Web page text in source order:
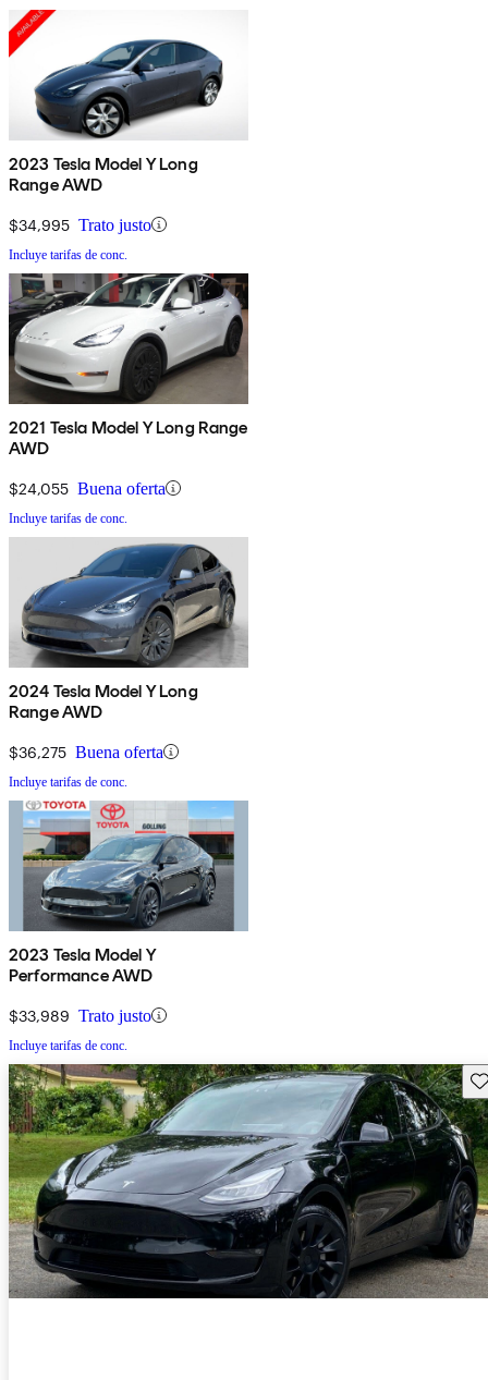
2023 Tesla Model Y Long
Range AWD
$34,995 Trato justo
Incluye tarifas de conc.
2021 Tesla Model Y Long Range
AWD
$24,055 Buena oferta
Incluye tarifas de conc.
2024 Tesla Model Y Long
Range AWD
$36,275 Buena oferta
Incluye tarifas de conc.
2023 Tesla Model Y
Performance AWD
$33,989 Trato justo
Incluye tarifas de conc.